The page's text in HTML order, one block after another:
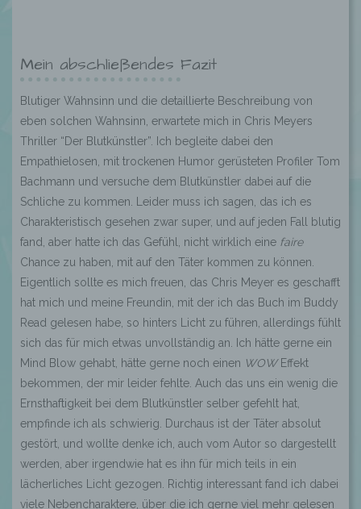
Mein abschließendes Fazit
Blutiger Wahnsinn und die detaillierte Beschreibung von
eben solchen Wahnsinn, erwartete mich in Chris Meyers
Thriller “Der Blutkünstler”. Ich begleite dabei den
Empathielosen, mit trockenen Humor gerüsteten Profiler Tom
Bachmann und versuche dem Blutkünstler dabei auf die
Schliche zu kommen. Leider muss ich sagen, das ich es
Charakteristisch gesehen zwar super, und auf jeden Fall blutig
fand, aber hatte ich das Gefühl, nicht wirklich eine faire
Chance zu haben, mit auf den Täter kommen zu können.
Eigentlich sollte es mich freuen, das Chris Meyer es geschafft
hat mich und meine Freundin, mit der ich das Buch im Buddy
Read gelesen habe, so hinters Licht zu führen, allerdings fühlt
sich das für mich etwas unvollständig an. Ich hätte gerne ein
Mind Blow gehabt, hätte gerne noch einen WOWEffekt
bekommen, der mir leider fehlte. Auch das uns ein wenig die
Ernsthaftigkeit bei dem Blutkünstler selber gefehlt hat,
empfinde ich als schwierig. Durchaus ist der Täter absolut
gestört, und wollte denke ich, auch vom Autor so dargestellt
werden, aber irgendwie hat es ihn für mich teils in ein
lächerliches Licht gezogen. Richtig interessant fand ich dabei
viele Nebencharaktere, über die ich gerne viel mehr gelesen